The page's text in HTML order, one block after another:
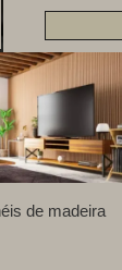
de madeira